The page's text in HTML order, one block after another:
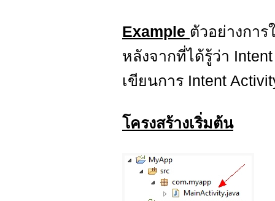
Example ตัวอย่างการ
หลังจากที่ได้รู้ว่า
เขียนการ Intent
โครงสร้างเริ่มต้น